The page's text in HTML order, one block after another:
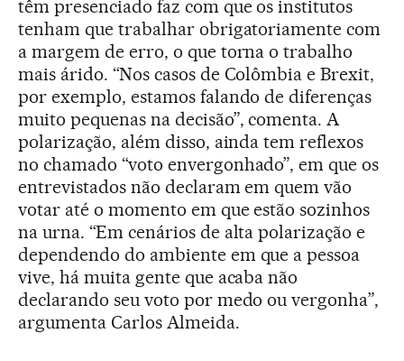
têm presenciado faz com que os institutos
tenham que trabalhar obrigatoriamente com
a margem de erro, o que torna o trabalho
mais árido. “Nos casos de Colômbia e Brexit,
por exemplo, estamos falando de diferenças
muito pequenas na decisão”, comenta. A
polarização, além disso, ainda tem reflexos
no chamado “voto envergonhado”, em que os
entrevistados não declaram em quem vão
votar até o momento em que estão sozinhos
na urna. “Em cenários de alta polarização e
dependendo do ambiente em que a pessoa
vive, há muita gente que acaba não
declarando seu voto por medo ou vergonha”,
argumenta Carlos Almeida.